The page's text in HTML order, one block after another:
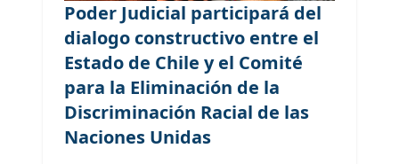
Poder Judicial participará del
dialogo constructivo entre el
Estado de Chile y el Comité
para la Eliminación de la
Discriminación Racial de las
Naciones Unidas